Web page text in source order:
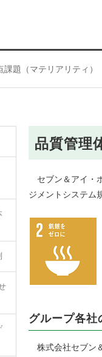
課題（マテリアリティ）
品質管理
セブン＆アイ・
ジメントシステム
グループ各社
株式会社セブン